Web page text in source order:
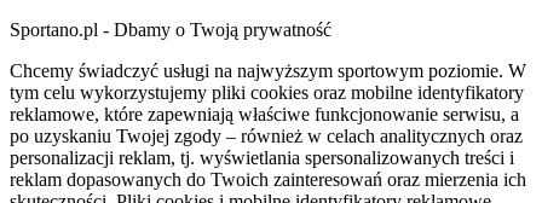
Sportano.pl - Dbamy o Twoją prywatność
Chcemy świadczyć usługi na najwyższym sportowym poziomie. W
tym celu wykorzystujemy pliki cookies oraz mobilne identyfikatory
reklamowe, które zapewniają właściwe funkcjonowanie serwisu, a
po uzyskaniu Twojej zgody – również w celach analitycznych oraz
personalizacji reklam, tj. wyświetlania spersonalizowanych treści i
reklam dopasowanych do Twoich zainteresowań oraz mierzenia ich